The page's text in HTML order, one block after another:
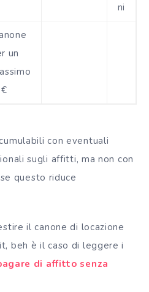
ni
un
con eventuali
sugli affitti, ma non con
questo riduce
il canone di locazione
beh è il caso di leggere i
di affitto senza